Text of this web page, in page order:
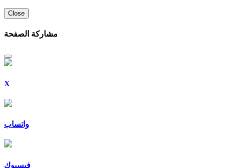
Close
مشاركة الصفحة
X
واتساب
فيسبوك